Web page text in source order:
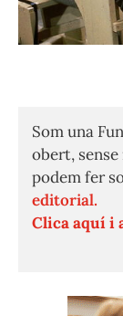
Som una
obert,
podem fer
editorial.
Clica aquí i